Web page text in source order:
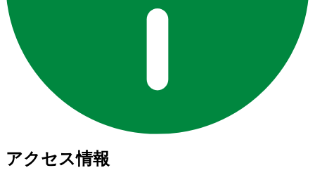
アクセス情報